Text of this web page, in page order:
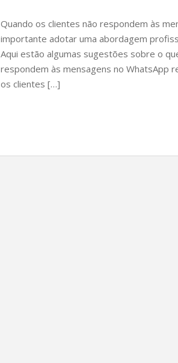
Quando os clientes não respondem às
importante adotar uma abordagem
Aqui estão algumas sugestões sobre o
respondem às mensagens no WhatsApp
os clientes […]